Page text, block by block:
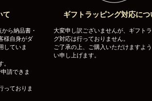
て
ら納品書・
様自身がダ
していま
請できま
っておりま
ギフトラッピング対応につ
大変申し訳ございませんが、ギフト
グ対応は行っておりません。
ご了承の上、ご購入いただけますよ
い申し上げます。